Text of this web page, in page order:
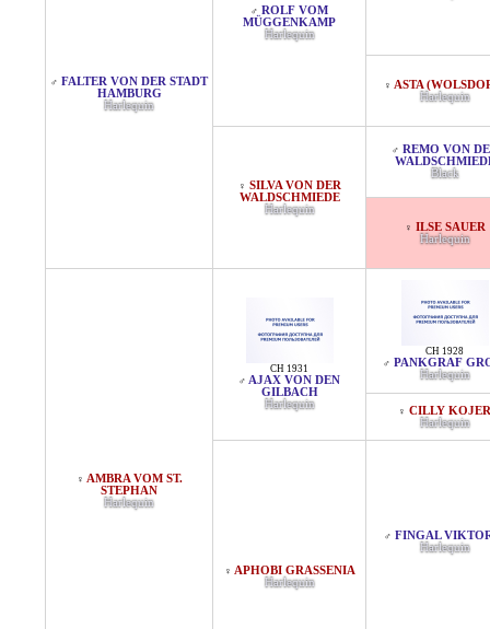
♂ FALTER VON DER STADT
HAMBURG
Harlequin
♂ ROLF VOM
MÜGGENKAMP
Harlequin
♀ ASTA
Harlequin
♀ SILVA VON DER
WALDSCHMIEDE
Harlequin
♂ REMO VON
Black
♀ ILSE SAUER
Harlequin
♀ AMBRA VOM ST.
STEPHAN
Harlequin
CH 1931
♂ AJAX VON DEN
GILBACH
Harlequin
CH 1928
♂ PANKGRAF
Harlequin
♀ CILLY KOJER
Harlequin
♀ APHOBI GRASSENIA
Harlequin
♂ FINGAL
Harlequin